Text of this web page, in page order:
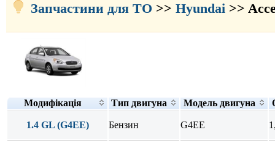
Запчастини для ТО >> Hyundai >>
Модифікація Тип двигуна Модель двигуна
1.4 GL (G4EE) Бензин G4EE